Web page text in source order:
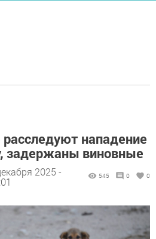
нападение
задержаны виновные
2025 -
545 0 0